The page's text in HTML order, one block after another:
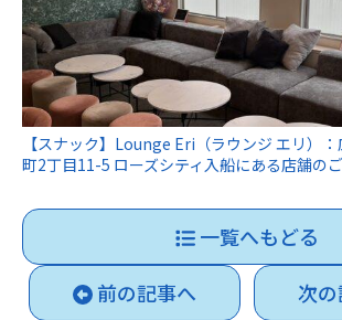
【スナック】Lounge Eri（ラウンジ エリ）
町2丁目11-5 ローズシティ入船にある店舗の
一覧へもどる
前の記事へ
次